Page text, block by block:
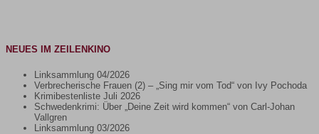
NEUES IM ZEILENKINO
Linksammlung 04/2026
Verbrecherische Frauen (2) – „Sing mir vom Tod“ von Ivy Pochoda
Krimibestenliste Juli 2026
Schwedenkrimi: Über „Deine Zeit wird kommen“ von Carl-Johan
Vallgren
Linksammlung 03/2026